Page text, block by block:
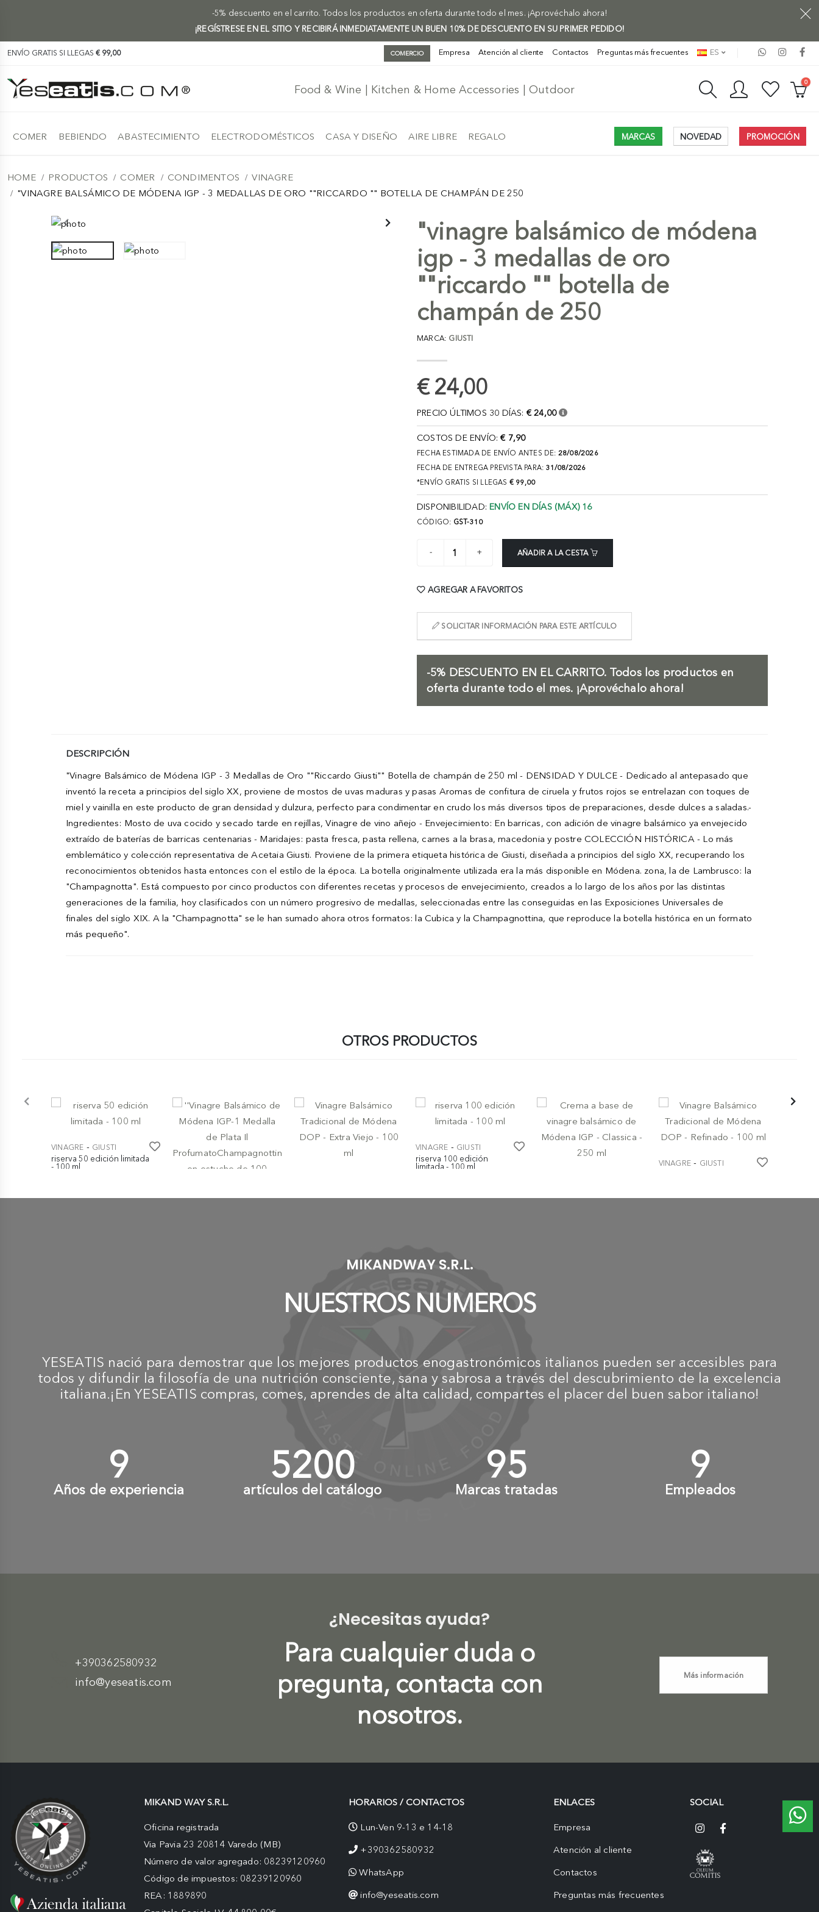
-5% descuento en el carrito. Todos los productos en oferta durante todo el mes. ¡Aprovéchalo ahora!
¡REGÍSTRESE EN EL SITIO Y RECIBIRÁ INMEDIATAMENTE UN BUEN 10% DE DESCUENTO EN SU PRIMER PEDIDO!
ENVÍO GRATIS SI LLEGAS € 99,00 COMERCIO Empresa Atención al cliente Contactos Preguntas más frecuentes ES
Food & Wine | Kitchen & Home Accessories | Outdoor
0
COMER BEBIENDO ABASTECIMIENTO ELECTRODOMÉSTICOS CASA Y DISEÑO AIRE LIBRE REGALO MARCAS NOVEDAD PROMOCIÓN
HOME PRODUCTOS COMER CONDIMENTOS
VINAGRE
"VINAGRE BALSÁMICO DE MÓDENA IGP - 3 MEDALLAS DE ORO ""RICCARDO "" BOTELLA DE CHAMPÁN DE 250
"vinagre balsámico de módena
igp - 3 medallas de oro
""riccardo "" botella de
champán de 250
MARCA: GIUSTI
€ 24,00
PRECIO ÚLTIMOS 30 DÍAS: € 24,00
COSTOS DE ENVÍO:€ 7,90
FECHA ESTIMADA DE ENVÍO ANTES DE: 28/08/2026
FECHA DE ENTREGA PREVISTA PARA: 31/08/2026
*ENVÍO GRATIS SI LLEGAS € 99,00
DISPONIBILIDAD: ENVÍO EN DÍAS (MÁX) 16
CÓDIGO: GST-310
AÑADIR A LA CESTA
AGREGAR A FAVORITOS
SOLICITAR INFORMACIÓN PARA ESTE ARTÍCULO
-5% DESCUENTO EN EL CARRITO.Todos los productos en
oferta durante todo el mes. ¡Aprovéchalo ahora!
DESCRIPCIÓN
"Vinagre Balsámico de Módena IGP - 3 Medallas de Oro ""Riccardo Giusti"" Botella de champán de 250 ml - DENSIDAD Y DULCE - Dedicado al antepasado que
inventó la receta a principios del siglo XX, proviene de mostos de uvas maduras y pasas Aromas de confitura de ciruela y frutos rojos se entrelazan con toques de
miel y vainilla en este producto de gran densidad y dulzura, perfecto para condimentar en crudo los más diversos tipos de preparaciones, desde dulces a saladas.-
Ingredientes: Mosto de uva cocido y secado tarde en rejillas, Vinagre de vino añejo - Envejecimiento: En barricas, con adición de vinagre balsámico ya envejecido
extraído de baterías de barricas centenarias - Maridajes: pasta fresca, pasta rellena, carnes a la brasa, macedonia y postre COLECCIÓN HISTÓRICA - Lo más
emblemático y colección representativa de Acetaia Giusti. Proviene de la primera etiqueta histórica de Giusti, diseñada a principios del siglo XX, recuperando los
reconocimientos obtenidos hasta entonces con el estilo de la época. La botella originalmente utilizada era la más disponible en Módena. zona, la de Lambrusco: la
"Champagnotta". Está compuesto por cinco productos con diferentes recetas y procesos de envejecimiento, creados a lo largo de los años por las distintas
generaciones de la familia, hoy clasificados con un número progresivo de medallas, seleccionadas entre las conseguidas en las Exposiciones Universales de
finales del siglo XIX. A la "Champagnotta" se le han sumado ahora otros formatos: la Cubica y la Champagnottina, que reproduce la botella histórica en un formato
más pequeño".
OTROS PRODUCTOS
VINAGRE - GIUSTI
riserva 50 edición limitada
- 100 ml
Tradicional de Módena
VINAGRE - GIUSTI
riserva 100 edición
limitada - 100 ml
balsámico de Módena
VINAGRE - GIUSTI
MIKANDWAY S.R.L.
NUESTROS NUMEROS
YESEATIS nació para demostrar que los mejores productos enogastronómicos italianos pueden ser accesibles para
todos y difundir la filosofía de una nutrición consciente, sana y sabrosa a través del descubrimiento de la excelencia
italiana.¡En YESEATIS compras, comes, aprendes de alta calidad, compartes el placer del buen sabor italiano!
10+
Años de experiencia
6000+
artículos del catálogo
110+
Marcas tratadas
10+
Empleados
+390362580932
info@yeseatis.com
¿Necesitas ayuda?
Para cualquier duda o
pregunta, contacta con
nosotros.
Más información
MIKAND WAY S.R.L.
Oficina registrada
Via Pavia 23 20814 Varedo (MB)
Número de valor agregado: 08239120960
Código de impuestos: 08239120960
REA: 1889890
HORARIOS / CONTACTOS
Lun-Ven 9-13 e 14-18
+390362580932
WhatsApp
info@yeseatis.com
ENLACES
Empresa
Atención al cliente
Contactos
Preguntas más frecuentes
SOCIAL